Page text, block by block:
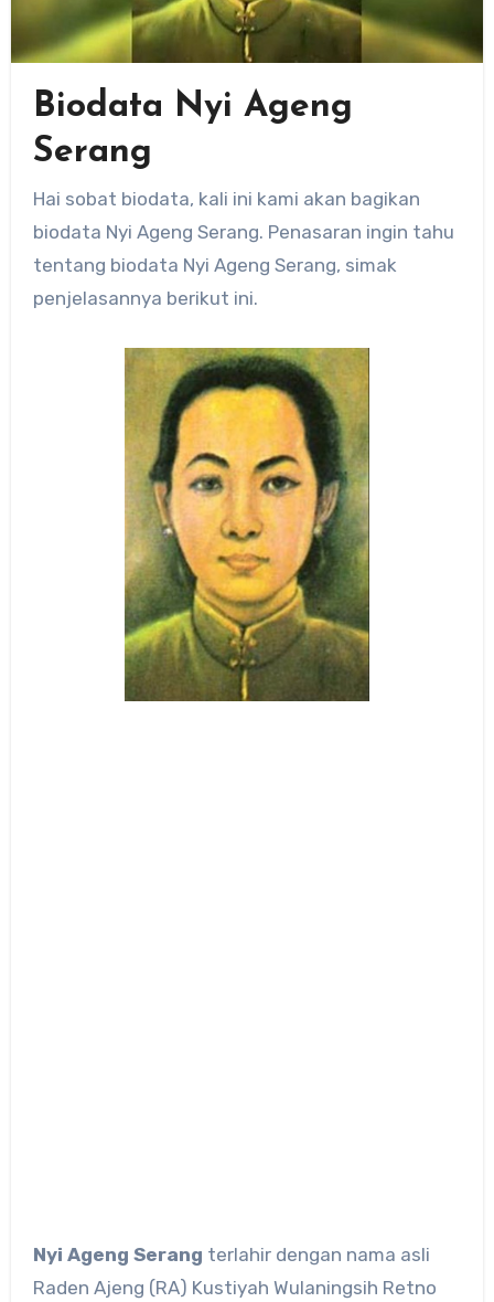
Biodata Nyi Ageng
Serang
Hai sobat biodata, kali ini kami akan bagikan
biodata Nyi Ageng Serang. Penasaran ingin tahu
tentang biodata Nyi Ageng Serang, simak
penjelasannya berikut ini.
Nyi Ageng Serang terlahir dengan nama asli
Raden Ajeng (RA) Kustiyah Wulaningsih Retno